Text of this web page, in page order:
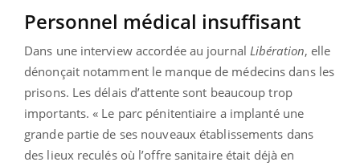
Personnel médical insuffisant
Dans une interview accordée au journal Libération, elle
dénonçait notamment le manque de médecins dans les
prisons. Les délais d’attente sont beaucoup trop
importants. « Le parc pénitentiaire a implanté une
grande partie de ses nouveaux établissements dans
des lieux reculés où l’offre sanitaire était déjà en